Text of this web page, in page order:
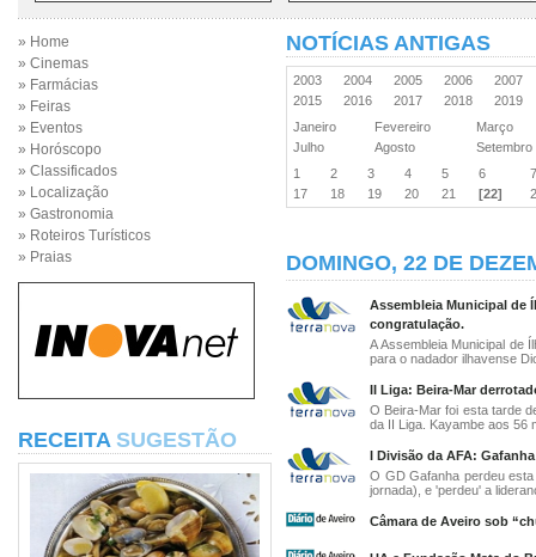
» Home
» Cinemas
» Farmácias
» Feiras
» Eventos
» Horóscopo
» Classificados
» Localização
» Gastronomia
» Roteiros Turísticos
» Praias
RECEITA SUGESTÃO
NOTÍCIAS ANTIGAS
2003 2004 2005 2006
2007
2015
2016 2017 2018
2019
Janeiro
Fevereiro
Março
Julho
Agosto
1
2 3 4 5 6
17
18 19 20 21 [22]
DOMINGO, 22 DE
Assembleia Municipal de
congratulação.
A Assembleia Municipal de
para o nadador ilhavense
II Liga: Beira-Mar
O Beira-Mar foi esta tarde
da II Liga. Kayambe aos 56
I Divisão da AFA:
O GD Gafanha perdeu
jornada), e 'perdeu' a
Câmara de Aveiro sob